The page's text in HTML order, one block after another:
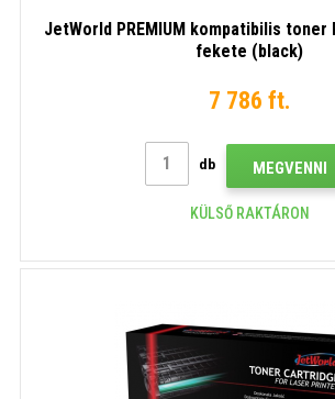
JetWorld PREMIUM kompatibilis toner
fekete (black)
7 786 ft.
db MEGVENNI
KÜLSŐ RAKTÁRON